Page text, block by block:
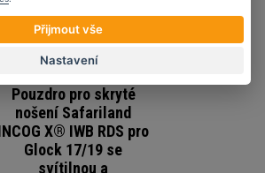
Pouzdro pro skryté
nošení Safariland
X® IWB RDS pro
Glock 17/19 se
svítilnou a
Přijmout vše
Nastavení